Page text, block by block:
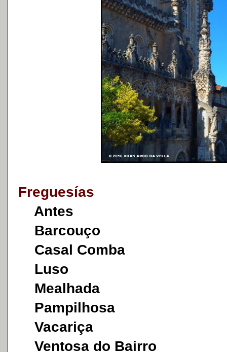
Freguesías
Antes
Barcouço
Casal Comba
Luso
Mealhada
Pampilhosa
Vacariça
Ventosa do Bairro